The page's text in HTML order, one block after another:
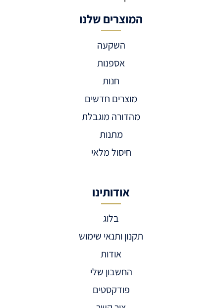
המוצרים שלנו
השקעה
אספנות
חנות
מוצרים חדשים
מהדורה מוגבלת
מתנות
חיסול מלאי
אודותינו
בלוג
תקנון ותנאי שימוש
אודות
החשבון שלי
פודקסטים